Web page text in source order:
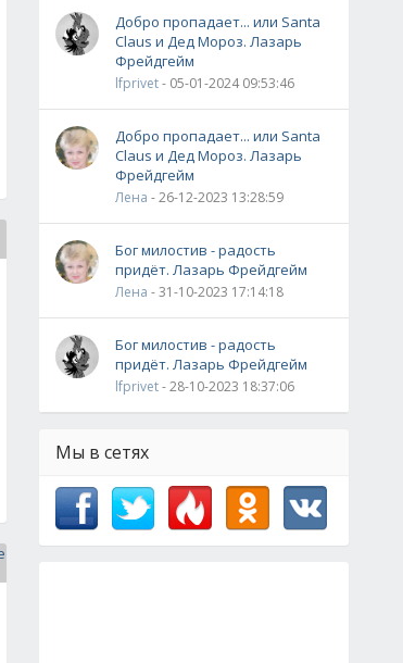
свойства и рецепты
0
в каждом доме - свойства и рецепты
Добро пропадает... или Santa
Claus и Дед Мороз. Лазарь
Фрейдгейм
lfprivet- 05-01-2024 09:53:46
Добро пропадает... или Santa
Claus и Дед Мороз. Лазарь
Фрейдгейм
Лена - 26-12-2023 13:28:59
Бог милостив - радость
придёт. Лазарь Фрейдгейм
Лена - 31-10-2023 17:14:18
Бог милостив - радость
придёт. Лазарь Фрейдгейм
lfprivet- 28-10-2023 18:37:06
Мы в сетях